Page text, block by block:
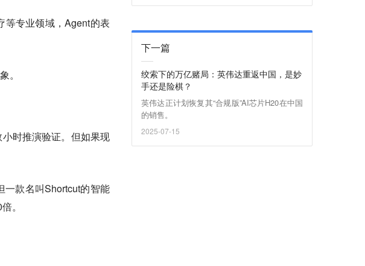
等专业领域，Agent的表
。
时推演验证。但如果现
款名叫Shortcut的智能
。
下一篇
绞索下的万亿赌局：英伟达重返中国，是妙
手还是险棋？
英伟达正计划恢复其“合规版”AI芯片H20在中国
的销售。
2025-07-15